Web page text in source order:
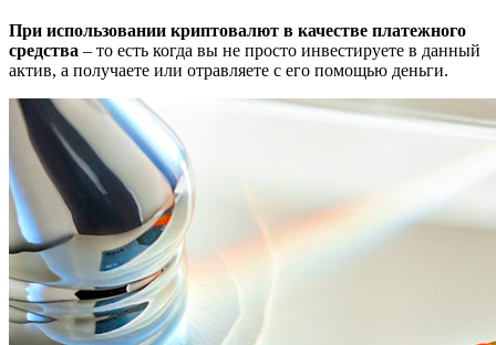
При использовании криптовалют в качестве платежного
средства – то есть когда вы не просто инвестируете в данный
актив, а получаете или отравляете с его помощью деньги.